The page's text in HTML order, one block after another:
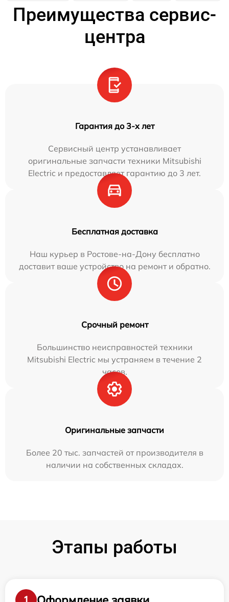
Преимущества сервис-
центра
Гарантия до 3-х лет
Сервисный центр устанавливает
оригинальные запчасти техники Mitsubishi
Electric и предоставляет гарантию до 3 лет.
Бесплатная доставка
Наш курьер в Ростове-на-Дону бесплатно
доставит ваше устройство на ремонт и обратно.
Срочный ремонт
Большинство неисправностей техники
Mitsubishi Electric мы устраняем в течение 2
часов.
Оригинальные запчасти
Более 20 тыс. запчастей от производителя в
наличии на собственных складах.
Этапы работы